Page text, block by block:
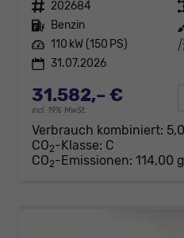
Fahrzeugnr. 202684
Kraftstoff Benzin
Leistung 110 kW (150 PS)
31.07.2026
31.582,– €
incl. 19% MwSt.
Verbrauch kombiniert:
CO2-Klasse: C
CO2-Emissionen: 114,00